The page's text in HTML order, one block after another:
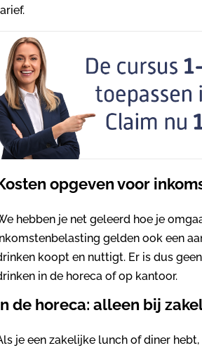
opgeven voor
hebben je net geleerd hoe je
gelden ook een
koopt en nuttigt. Er is dus
in de horeca of op kantoor.
de horeca: alleen bij
je een zakelijke lunch of diner